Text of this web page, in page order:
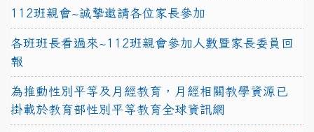
112班親會~誠摯邀請各位家長參加
各班班長看過來~112班親會參加人數暨家長委員回
報
為推動性別平等及月經教育，月經相關教學資源已
掛載於教育部性別平等教育全球資訊網